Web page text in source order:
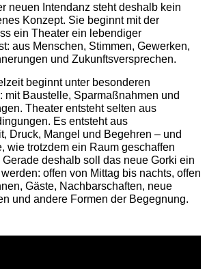
neuen Intendanz steht deshalb kein
Konzept. Sie beginnt mit der
ein Theater ein lebendiger
aus Menschen, Stimmen, Gewerken,
und Zukunftsversprechen.
beginnt unter besonderen
mit Baustelle, Sparmaßnahmen und
Theater entsteht selten aus
Es entsteht aus
Druck, Mangel und Begehren – und
wie trotzdem ein Raum geschaffen
deshalb soll das neue Gorki ein
offen von Mittag bis nachts, offen
Gäste, Nachbarschaften, neue
und andere Formen der Begegnung.